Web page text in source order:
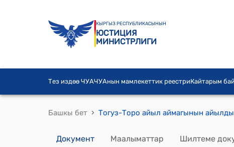
КЫРГЫЗ РЕСПУБЛИКАСЫНЫН
ЮСТИЦИЯ
МИНИСТРЛИГИ
Тез издөө ЧУАЧУАнын мамлекеттик реестриКайтарым
Башкы бет ›
Документ Маалыматтар Шилтеме